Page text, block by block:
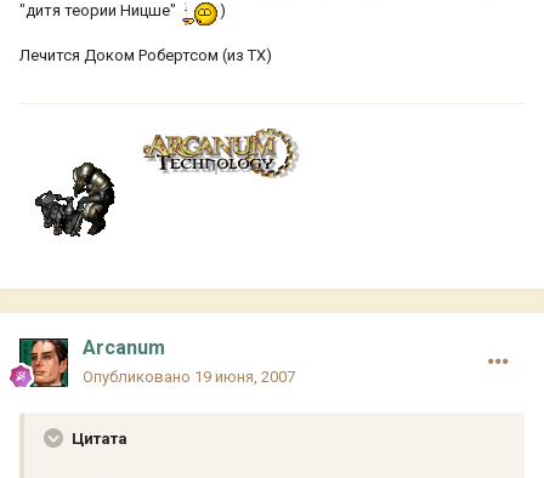
"дитя теории Ницше"
)
Лечится Доком Робертсом (из ТХ)
Arcanum
Опубликовано 19 июня, 2007
Цитата